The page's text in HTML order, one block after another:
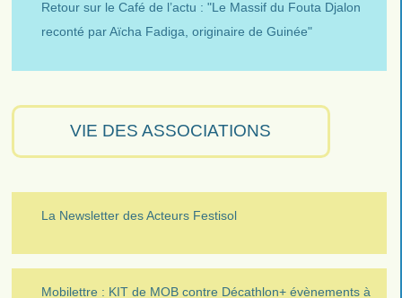
Retour sur le Café de l’actu : "Le Massif du Fouta Djalon
reconté par Aïcha Fadiga, originaire de Guinée"
VIE DES ASSOCIATIONS
La Newsletter des Acteurs Festisol
Mobilettre : KIT de MOB contre Décathlon+ évènements à